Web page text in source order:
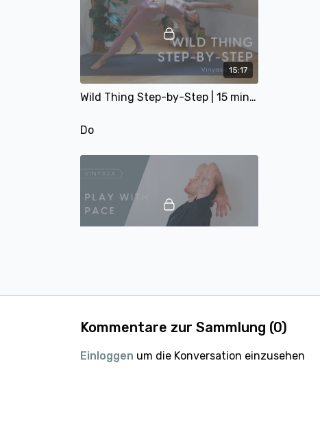
15:17
Wild Thing Step-by-Step | 15 min | mit Matthäa
Do
Kommentare zur Sammlung (0)
Einloggen um die Konversation einzusehen